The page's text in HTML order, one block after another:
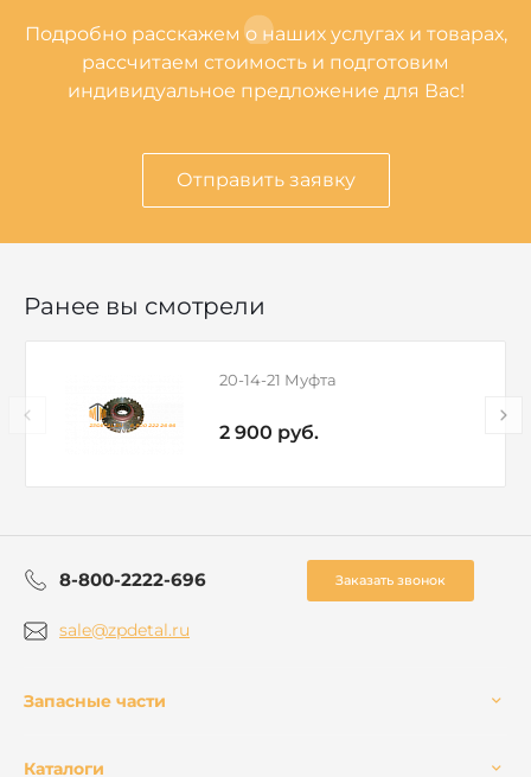
Подробно расскажем о наших услугах и товарах,
рассчитаем стоимость и подготовим
индивидуальное предложение для Вас!
Отправить заявку
Ранее вы смотрели
20-14-21 Муфта
2 900 руб.
8-800-2222-696 Заказать звонок
sale@zpdetal.ru
Запасные части
Каталоги